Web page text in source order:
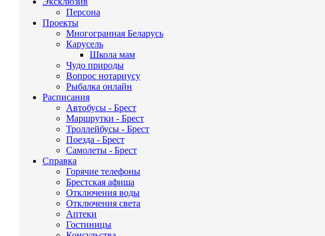
Персона
Проекты
Многогранная Беларусь
Карусель
Школа мам
Чудо природы
Вопрос нотариусу
Рыбалка онлайн
Расписания
Автобусы - Брест
Маршрутки - Брест
Троллейбусы - Брест
Поезда - Брест
Самолеты - Брест
Справка
Горячие телефоны
Брестская афиша
Отключения воды
Отключения света
Аптеки
Гостиницы